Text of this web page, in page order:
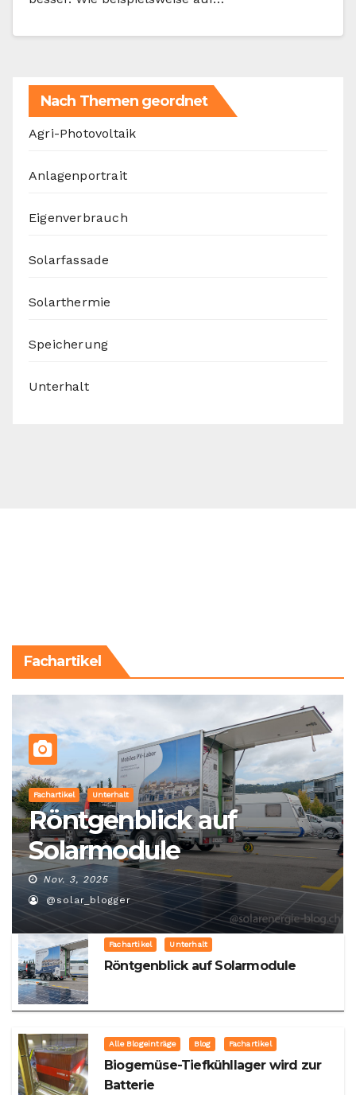
Nach Themen geordnet
Agri-Photovoltaik
Anlagenportrait
Eigenverbrauch
Solarfassade
Solarthermie
Speicherung
Unterhalt
Fachartikel
Fachartikel Unterhalt
Röntgenblick auf
Solarmodule
Nov. 3, 2025
@solar_blogger
Fachartikel Unterhalt
Röntgenblick auf Solarmodule
Alle Blogeinträge Blog Fachartikel
Biogemüse-Tiefkühllager wird zur
Batterie